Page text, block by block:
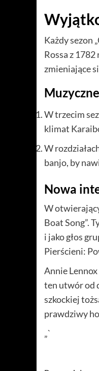
Każdy sezon
Rossa z
zmieniające
W trzecim
klimat
W
banjo, by
Nowa
W
Boat Song”.
i jako głos
Pierścieni:
Annie
ten utwór od
szkockiej
prawdziwy
„`